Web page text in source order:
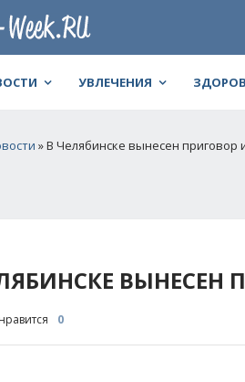
УВЛЕЧЕНИЯ
» В Челябинске вынесен
0